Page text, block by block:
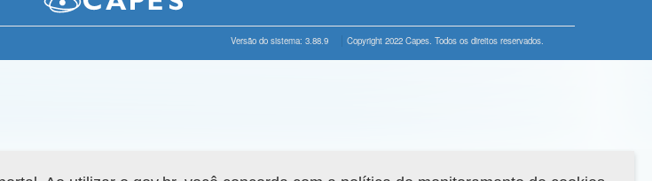
Versão do sistema: 3.88.9 Copyright 2022 Capes. Todos os direitos reservados.